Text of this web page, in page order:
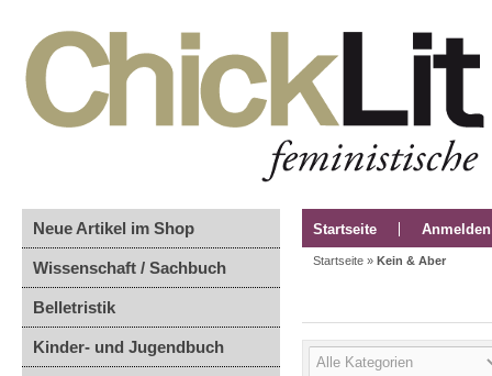
Neue Artikel im Shop
Wissenschaft / Sachbuch
Belletristik
Kinder- und Jugendbuch
Startseite Anmelden
Startseite » Kein & Aber